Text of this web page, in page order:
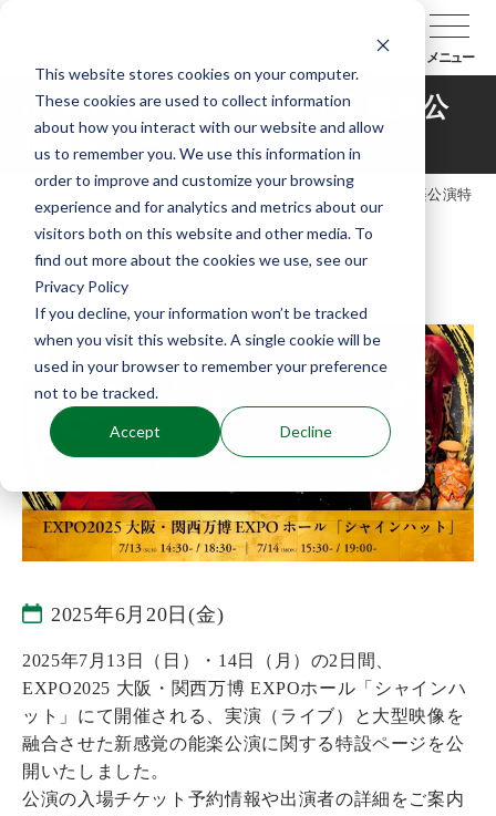
This website stores cookies on your computer.
These cookies are used to collect information
about how you interact with our website and allow
us to remember you. We use this information in
order to improve and customize your browsing
experience and for analytics and metrics about our
visitors both on this website and other media. To
find out more about the cookies we use, see our
Privacy Policy
If you decline, your information won’t be tracked
when you visit this website. A single cookie will be
used in your browser to remember your preference
not to be tracked.
Accept Decline
メニュー
EXPO2025 大阪・関西万博 能楽公
演特設ページ公開
EXPO2025 大阪・関西万博 能楽公演特
設ページ公開
2025年6月20日(金)
2025年7月13日（日）・14日（月）の2日間、
EXPO2025 大阪・関西万博 EXPOホール「シャインハ
ット」にて開催される、実演（ライブ）と大型映像を
融合させた新感覚の能楽公演に関する特設ページを公
開いたしました。
公演の入場チケット予約情報や出演者の詳細をご案内